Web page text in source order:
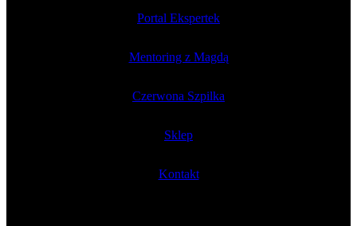
Portal Ekspertek
Mentoring z Magdą
Czerwona Szpilka
Sklep
Kontakt